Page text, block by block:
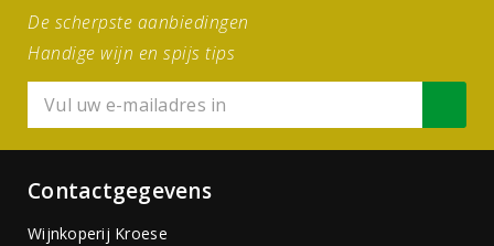
De scherpste aanbiedingen
Handige wijn en spijs tips
Contactgegevens
Wijnkoperij Kroese